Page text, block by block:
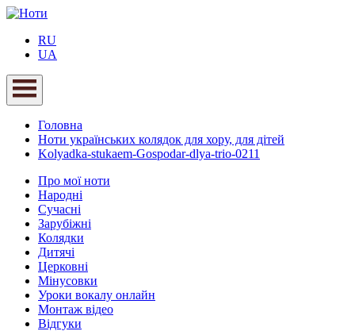
RU
UA
Головна
Ноти українських колядок для хору, для дітей
Kolyadka-stukaem-Gospodar-dlya-trio-0211
Про мої ноти
Народні
Сучасні
Зарубіжні
Колядки
Дитячі
Церковні
Мінусовки
Уроки вокалу онлайн
Монтаж відео
Відгуки